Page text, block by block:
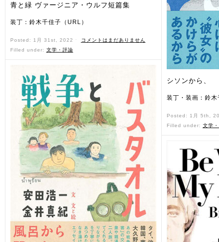
青と緑 ヴァージニア・ウルフ短篇集
装丁：鈴木千佳子（URL）
Posted: 1月 31st, 2022 ˑ
コメントはまだありません
Filled under: 文学・評論
シソンから、
装丁・装画：鈴
Posted: 1月 5th,
Filled under: 文学